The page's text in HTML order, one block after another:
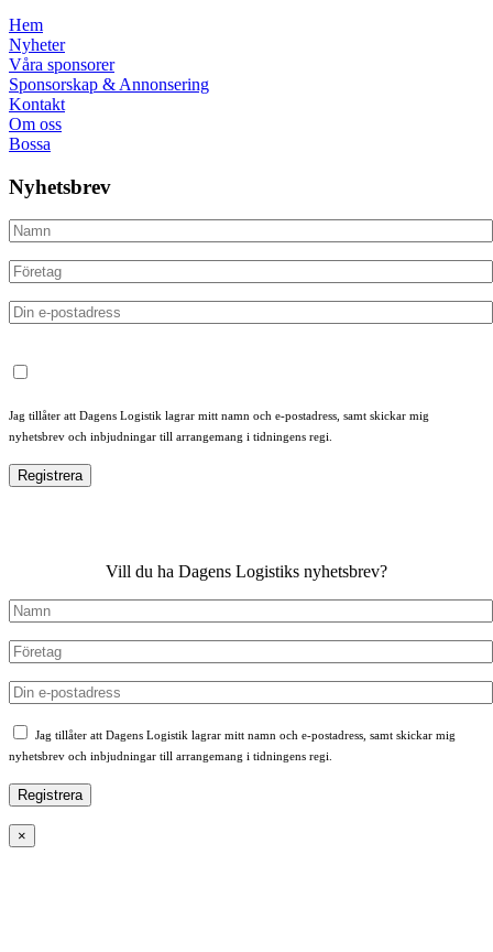
Hem
Nyheter
Våra sponsorer
Sponsorskap & Annonsering
Kontakt
Om oss
Bossa
Nyhetsbrev
Jag tillåter att Dagens Logistik lagrar mitt namn och e-postadress, samt skickar mig
nyhetsbrev och inbjudningar till arrangemang i tidningens regi.
Vill du ha Dagens Logistiks nyhetsbrev?
Jag tillåter att Dagens Logistik lagrar mitt namn och e-postadress, samt skickar mig
nyhetsbrev och inbjudningar till arrangemang i tidningens regi.
×